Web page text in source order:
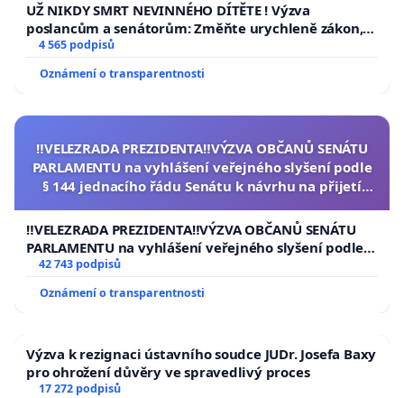
UŽ NIKDY SMRT NEVINNÉHO DÍTĚTE ! Výzva
poslancům a senátorům: Změňte urychleně zákon,
aby se tragédie malé Viktorky už nemohla opakovat!
4 565 podpisů
Oznámení o transparentnosti
‼️VELEZRADA PREZIDENTA‼️VÝZVA OBČANŮ SENÁTU
PARLAMENTU na vyhlášení veřejného slyšení podle
§ 144 jednacího řádu Senátu k návrhu na přijetí
republiky
‼️VELEZRADA PREZIDENTA‼️VÝZVA OBČANŮ SENÁTU
PARLAMENTU na vyhlášení veřejného slyšení podle §
144 jednacího řádu Senátu k návrhu na přijetí
usnesení k podání ústavní žaloby na prezidenta
republiky
42 743 podpisů
Oznámení o transparentnosti
Výzva k rezignaci ústavního soudce JUDr. Josefa Baxy
pro ohrožení důvěry ve spravedlivý proces
17 272 podpisů